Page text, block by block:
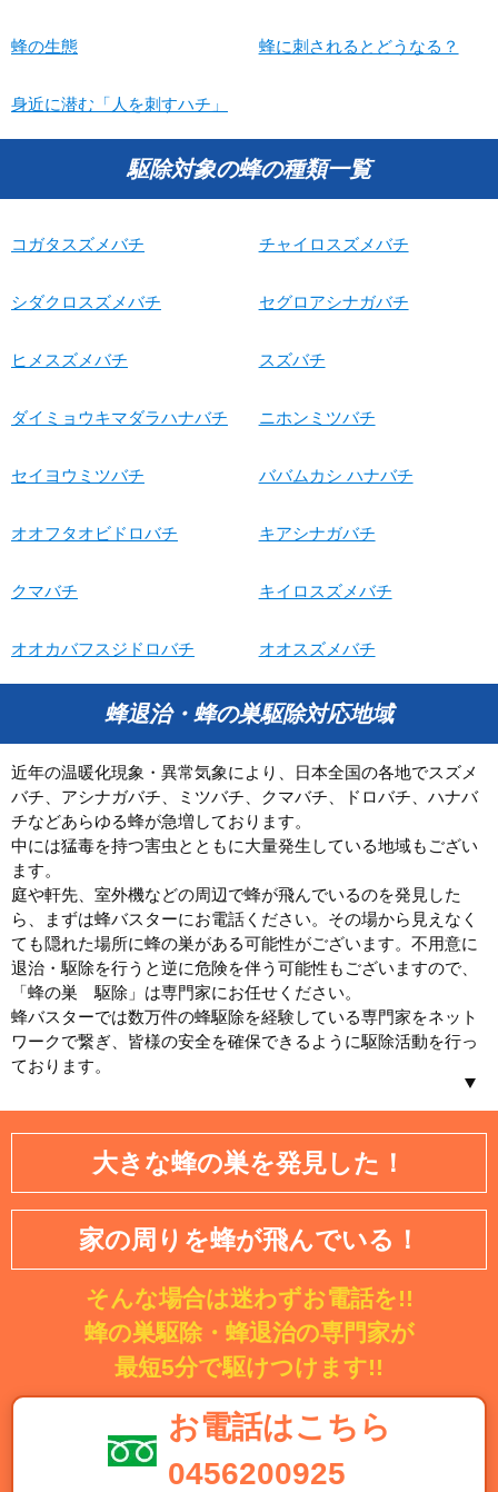
蜂の生態 蜂に刺されるとどうなる？
身近に潜む「人を刺すハチ」
駆除対象の蜂の種類一覧
コガタスズメバチ チャイロスズメバチ
シダクロスズメバチ セグロアシナガバチ
ヒメスズメバチ スズバチ
ダイミョウキマダラハナバチ ニホンミツバチ
セイヨウミツバチ ババムカシ ハナバチ
オオフタオビドロバチ キアシナガバチ
クマバチ キイロスズメバチ
オオカバフスジドロバチ オオスズメバチ
蜂退治・蜂の巣駆除対応地域
近年の温暖化現象・異常気象により、日本全国の各地でスズメ
バチ、アシナガバチ、ミツバチ、クマバチ、ドロバチ、ハナバ
チなどあらゆる蜂が急増しております。
中には猛毒を持つ害虫とともに大量発生している地域もござい
ます。
庭や軒先、室外機などの周辺で蜂が飛んでいるのを発見した
ら、まずは蜂バスターにお電話ください。その場から見えなく
ても隠れた場所に蜂の巣がある可能性がございます。不用意に
退治・駆除を行うと逆に危険を伴う可能性もございますので、
「蜂の巣 駆除」は専門家にお任せください。
蜂バスターでは数万件の蜂駆除を経験している専門家をネット
ワークで繋ぎ、皆様の安全を確保できるように駆除活動を行っ
ております。
北海道／東北
北海道
青森県
岩手県
宮城県
秋田県
山形県
福島県
関東
茨城県
埼玉県
千葉県
東京都
栃木県
大きな蜂の巣を発見した！
家の周りを蜂が飛んでいる！
そんな場合は迷わずお電話を!!
蜂の巣駆除・蜂退治の専門家が
最短5分で駆けつけます!!
お電話はこちら
0456200925